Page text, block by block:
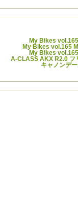
My Bikes
My Bikes vol.165
My Bikes
A-CLASS AKX R2.0 フ
キャノンデ